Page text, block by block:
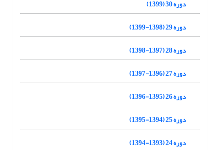
دوره 30 (1399)
دوره 29 (1398-1399)
دوره 28 (1397-1398)
دوره 27 (1396-1397)
دوره 26 (1395-1396)
دوره 25 (1394-1395)
دوره 24 (1393-1394)